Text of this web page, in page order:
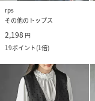
rps
その他のトップス
2,198 円
19ポイント(1倍)